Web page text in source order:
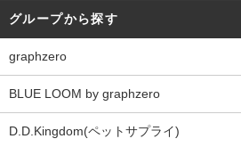
グループから探す
graphzero
BLUE LOOM by graphzero
D.D.Kingdom(ペットサプライ)